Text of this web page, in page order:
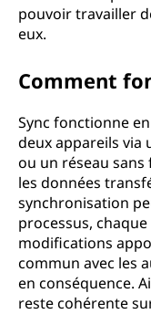
pouvoir travailler
eux.
Comment
Sync fonctionne
deux appareils via
ou un réseau
les données
synchronisation
processus,
modifications
commun avec les
en conséquence.
reste cohérente